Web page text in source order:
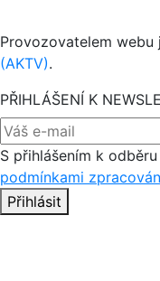
Provozovatelem webu
(AKTV).
PŘIHLÁŠENÍ K
S přihlášením k
podmínkami
Přihlásit